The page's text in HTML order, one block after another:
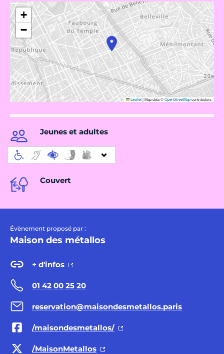
+
−
Leaflet|Map data ©OpenStreetMapcontributors
Jeunes et adultes
Couvert
Évènement proposé par :
Maison des métallos
+ d'infos
01 42 00 25 20
reservation@maisondesmetallos.paris
/maisondesmetallos/
/MaisonMetallos